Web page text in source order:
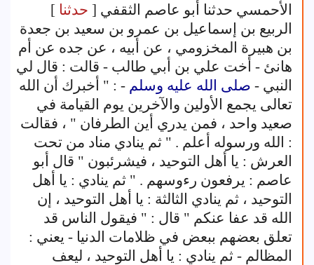
الأحمسي حدثنا أبو عاصم الثقفي [ حدثنا ]
الربيع بن إسماعيل بن عمرو بن سعيد بن جعدة
بن هبيرة المخزومي ، عن أبيه ، عن جده عن أم
هانئ - أخت علي بن أبي طالب - قالت : قال لي
النبي - صلى الله عليه وسلم - : " أخبرك أن الله
تعالى يجمع الأولين والآخرين يوم القيامة في
صعيد واحد ، فمن يدري أين الطرفان " ، فقالت
: الله ورسوله أعلم . " ثم ينادي مناد من تحت
العرش : يا أهل التوحيد ، فيشرئبون " قال أبو
عاصم : يرفعون رءوسهم . " ثم ينادي : يا أهل
التوحيد ، ثم ينادي الثالثة : يا أهل التوحيد ، إن
الله قد عفا عنكم " قال : " فيقول الناس قد
تعلق بعضهم ببعض في ظلامات الدنيا - يعني :
المظالم - ثم ينادي : يا أهل التوحيد ، ليعف